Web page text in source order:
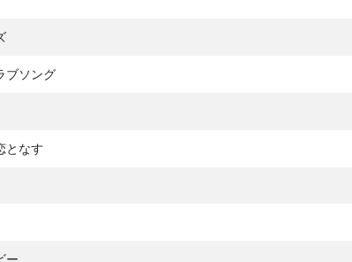
ソング
となす